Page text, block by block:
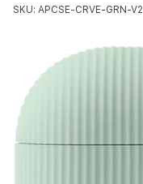
SKU: APCSE-CRVE-GRN-V2